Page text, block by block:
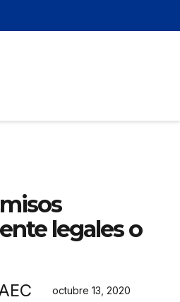
legales o
octubre 13, 2020